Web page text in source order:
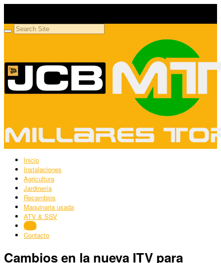
Inicio
Instalaciones
Agricultura
Jardinería
Recambios
Maquinaria usada
ATV & SSV
Blog
Contacto
Cambios en la nueva ITV para